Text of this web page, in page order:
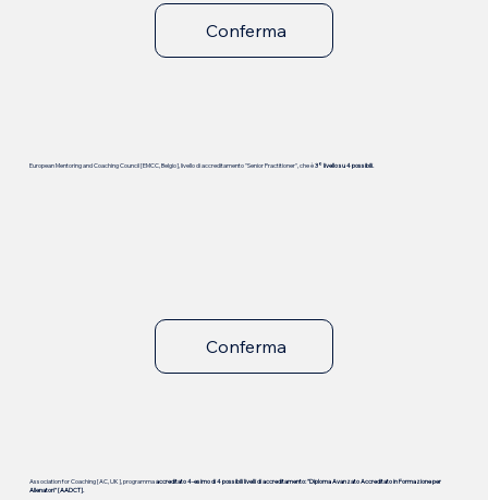
European Mentoring and Coaching Council [EMCC, Belgio], livello di accreditamento "Senior Practitioner", che è3° livello su 4 possibili.
Association for Coaching [AC, UK], programmaaccreditato4-esimo di 4 possibili livelli di accreditamento: "Diploma Avanzato Accreditato in Formazione per
Allenatori" [AADCT].
Conferma
Conferma